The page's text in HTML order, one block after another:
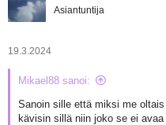
Asiantuntija
19.3.2024
Mikael88 sanoi:
Sanoin sille että miksi me
kävisin sillä niin joko se ei